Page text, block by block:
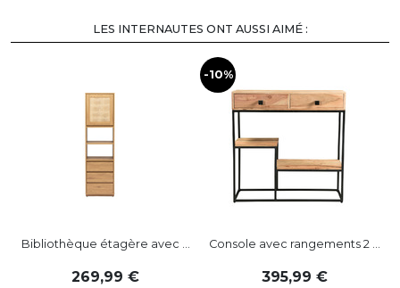
LES INTERNAUTES ONT AUSSI AIMÉ :
Bibliothèque étagère avec ...
269,99
-10%
Console avec rangements 2 ...
395,99